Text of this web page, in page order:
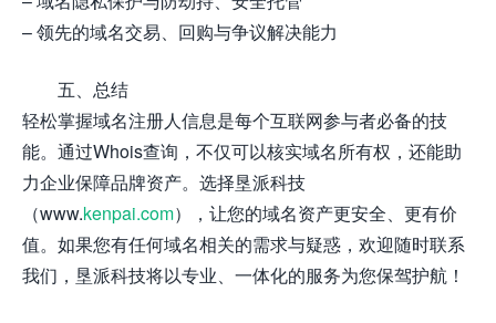
– 领先的域名交易、回购与争议解决能力
五、总结
轻松掌握域名注册人信息是每个互联网参与者必备的技
能。通过Whois查询，不仅可以核实域名所有权，还能助
力企业保障品牌资产。选择垦派科技
（www.kenpai.com），让您的域名资产更安全、更有价
值。如果您有任何域名相关的需求与疑惑，欢迎随时联系
我们，垦派科技将以专业、一体化的服务为您保驾护航！